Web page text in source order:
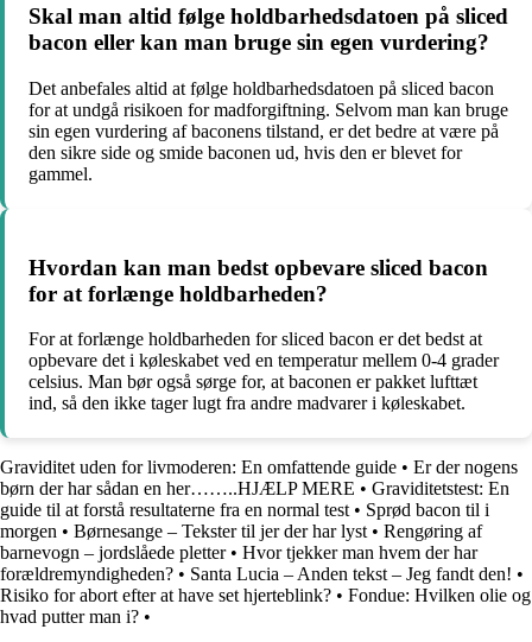
Skal man altid følge holdbarhedsdatoen på sliced
bacon eller kan man bruge sin egen vurdering?
Det anbefales altid at følge holdbarhedsdatoen på sliced bacon
for at undgå risikoen for madforgiftning. Selvom man kan bruge
sin egen vurdering af baconens tilstand, er det bedre at være på
den sikre side og smide baconen ud, hvis den er blevet for
gammel.
Hvordan kan man bedst opbevare sliced bacon
for at forlænge holdbarheden?
For at forlænge holdbarheden for sliced bacon er det bedst at
opbevare det i køleskabet ved en temperatur mellem 0-4 grader
celsius. Man bør også sørge for, at baconen er pakket lufttæt
ind, så den ikke tager lugt fra andre madvarer i køleskabet.
Graviditet uden for livmoderen: En omfattende guide • Er der nogens
børn der har sådan en her……..HJÆLP MERE • Graviditetstest: En
guide til at forstå resultaterne fra en normal test • Sprød bacon til i
morgen • Børnesange – Tekster til jer der har lyst • Rengøring af
barnevogn – jordslåede pletter• Hvor tjekker man hvem der har
forældremyndigheden? • Santa Lucia – Anden tekst – Jeg fandt den! •
Risiko for abort efter at have set hjerteblink? • Fondue: Hvilken olie og
hvad putter man i? •